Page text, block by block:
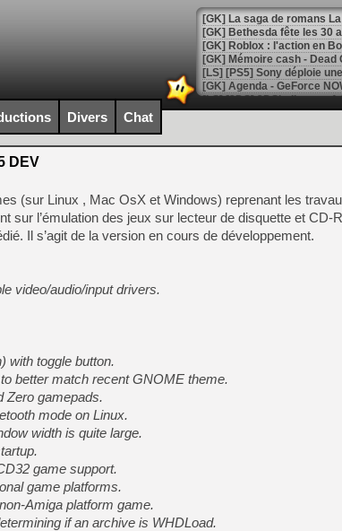
[GK] Bethesda fête les 30
[GK] Roblox : l'action en
[GK] Agenda - GeForce
[GK] Devolver Digital en a
[LS] [PS5] ps5-y2jb-
[GK] Pourquoi Marvel
[GK] Test : Restory : Chill
[GK] GTA 6 : Rockstar
[GK] Hot Wheels Infinite
[GK] Mémoire cash -
[GK] Résultats Nintendo :
[GK] Déjà des
[GK] Minecraft et ses «
[GK] Beast of
[GK] Ubisoft : fin de partie
[GK] Mémoire cash -
[GK] Dan Houser (GTA)
[GK] Comment EA Sports
[GK] Crimson Moon : un
[GK] Isle of Reveries : le
[GK] Moonlighter 2 : The
[GK] Capcom relance
[GK] Le beat'em up The
[GK] Endless Legend 2 :
Divers Chat
DEV
(sur Linux , Mac OsX et Windows) reprenant les
sur l’émulation des jeux sur lecteur de disquette et CD-
Il s’agit de la version en cours de développement.
video/audio/input drivers.
with toggle button.
better match recent GNOME theme.
Zero gamepads.
mode on Linux.
width is quite large.
game support.
game platforms.
Amiga platform game.
if an archive is WHDLoad.